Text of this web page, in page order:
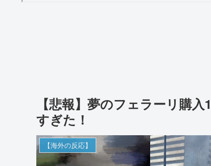
【悲報】夢のフェラーリ購
すぎた！
【海外の反応】